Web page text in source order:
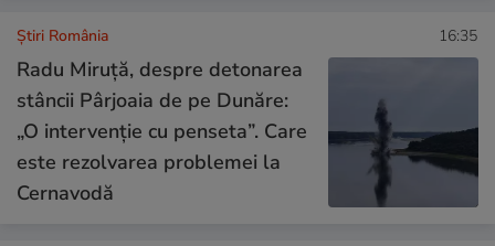
Știri România 16:35
Radu Miruță, despre detonarea
stâncii Pârjoaia de pe Dunăre:
„O intervenție cu penseta”. Care
este rezolvarea problemei la
Cernavodă